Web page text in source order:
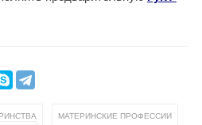
МАТЕРИНСКИЕ ПРОФЕССИИ